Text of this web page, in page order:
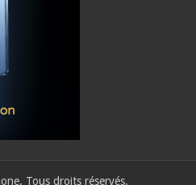
Tous droits réservés.